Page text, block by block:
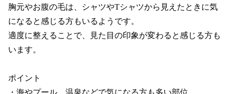
胸元やお腹の毛は、シャツやTシャツから見えたときに気
になると感じる方もいるようです。
適度に整えることで、見た目の印象が変わると感じる方も
います。
ポイント
・海やプール、温泉などで気になる方も多い部位